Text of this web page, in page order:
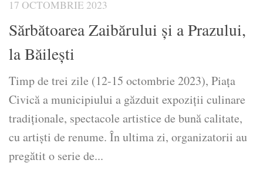
17 OCTOMBRIE 2023
Sărbătoarea Zaibărului și a Prazului,
la Băilești
Timp de trei zile (12-15 octombrie 2023), Piaţa
Civică a municipiului a găzduit expoziţii culinare
tradiţionale, spectacole artistice de bună calitate,
cu artişti de renume. În ultima zi, organizatorii au
pregătit o serie de...